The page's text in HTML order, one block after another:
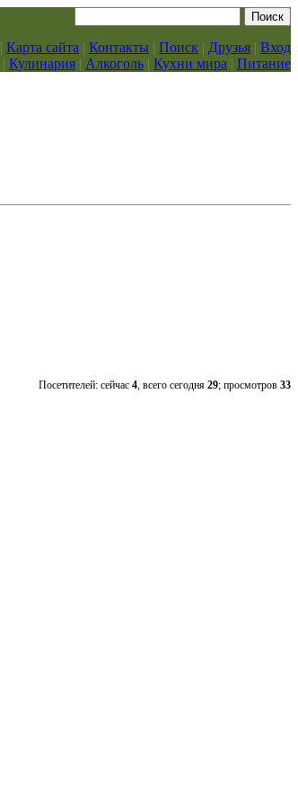
| Карта сайта | Контакты | Поиск | Друзья | Вход
| Кулинария | Алкоголь | Кухни мира | Питание
Посетителей: сейчас 4, всего сегодня 29; просмотров 33